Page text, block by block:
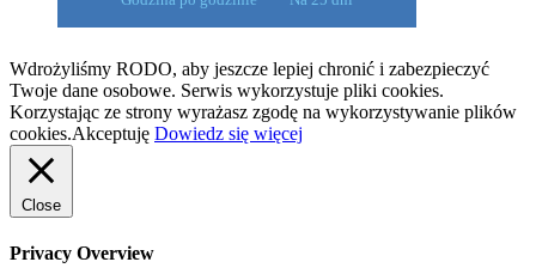
Wdrożyliśmy RODO, aby jeszcze lepiej chronić i zabezpieczyć
Twoje dane osobowe. Serwis wykorzystuje pliki cookies.
Korzystając ze strony wyrażasz zgodę na wykorzystywanie plików
cookies.Akceptuję Dowiedz się więcej
Close
Privacy Overview